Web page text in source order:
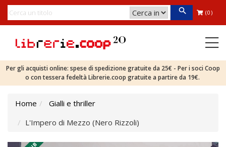
(0)
Per gli acquisti online: spese di spedizione gratuite da 25€ - Per i soci Coop
o con tessera fedeltà Librerie.coop gratuite a partire da 19€.
Home
Gialli e thriller
L'Impero di Mezzo (Nero Rizzoli)